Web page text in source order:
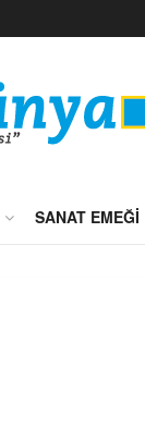
SANAT EMEĞI